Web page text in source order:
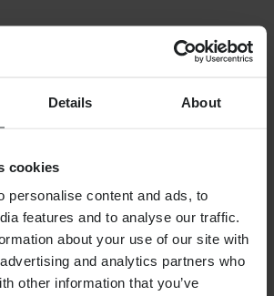
Details About
cookies
personalise content and ads, to
features and to analyse our traffic.
about your use of our site with
and analytics partners who
other information that you’ve
20A, 112 26 Stockholm, Zweden
Zweedse Kamer van Koophandel
556763-1592
Göran Dahlin
OSS VAT NO SE556763159201